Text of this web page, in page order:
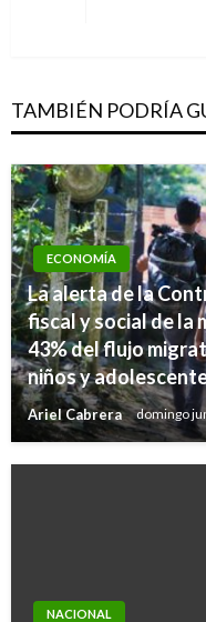
TAMBIÉN PODRÍA
ECONOMÍA
La alerta de la
fiscal y social de la
43% del flujo
niños y
Ariel Cabrera domingo
NACIONAL